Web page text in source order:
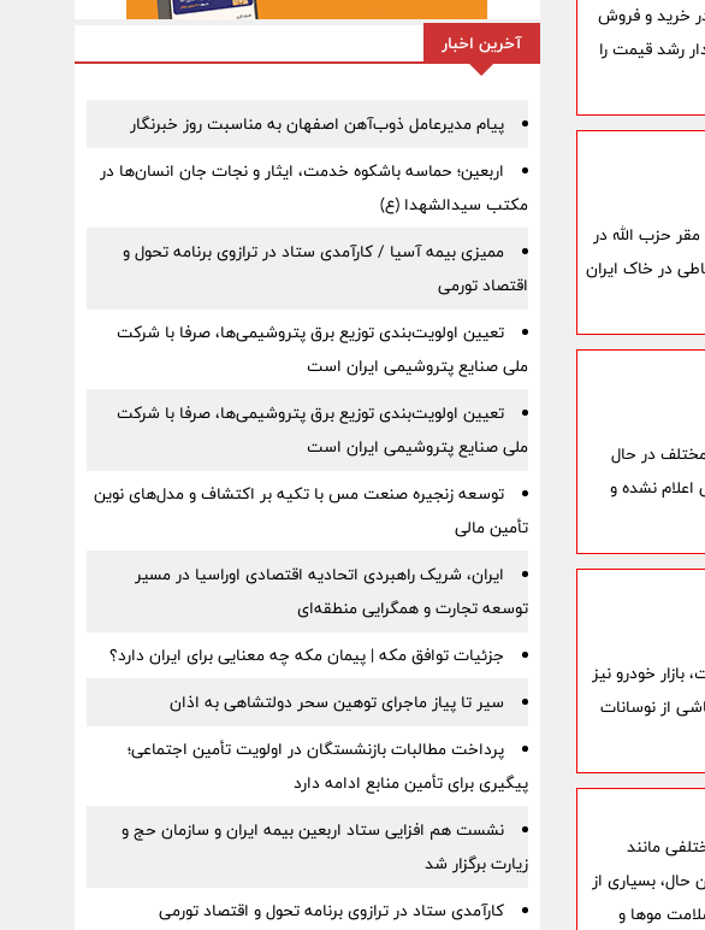
خرید و فروش
رشد قیمت را
حزب الله در
داد. در ساعت 4 بامداد اسراییل به نقاطی در خاک ایران
مختلف در حال
نشده و
خودرو نیز
از نوسانات
مانند
حال، بسیاری از
موها و
آخرین اخبار
پیام مدیرعامل ذوب‌آهن اصفهان به مناسبت روز خبرنگار
اربعین؛ حماسه باشکوه خدمت، ایثار و نجات جان انسان‌ها در
مکتب سیدالشهدا (ع)
ممیزی بیمه آسیا / کارآمدی ستاد در ترازوی برنامه تحول و
اقتصاد تورمی
تعیین اولویت‌بندی توزیع برق پتروشیمی‌ها، صرفا با شرکت
ملی صنایع پتروشیمی ایران است
تعیین اولویت‌بندی توزیع برق پتروشیمی‌ها، صرفا با شرکت
ملی صنایع پتروشیمی ایران است
توسعه زنجیره صنعت مس با تکیه بر اکتشاف و مدل‌های نوین
تأمین مالی
ایران، شریک راهبردی اتحادیه اقتصادی اوراسیا در مسیر
توسعه تجارت و همگرایی منطقه‌ای
جزئیات توافق مکه | پیمان مکه چه معنایی برای ایران دارد؟
سیر تا پیاز ماجرای توهین سحر دولتشاهی به اذان
پرداخت مطالبات بازنشستگان در اولویت تأمین اجتماعی؛
پیگیری برای تأمین منابع ادامه دارد
نشست هم افزایی ستاد اربعین بیمه ایران و سازمان حج و
زیارت برگزار شد
کارآمدی ستاد در ترازوی برنامه تحول و اقتصاد تورمی